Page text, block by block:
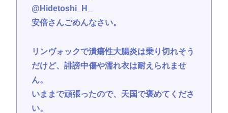
@Hidetoshi_H_
安倍さんごめんなさい。
リンヴォックで潰瘍性大腸炎は乗り切れそう
だけど、誹謗中傷や濡れ衣は耐えられませ
ん。
いままで頑張ったので、天国で褒めてくださ
い。